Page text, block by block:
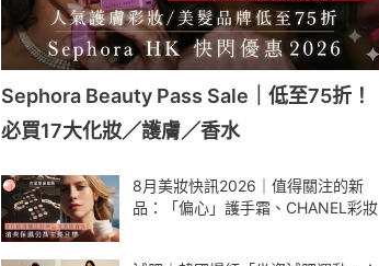
Sephora Beauty Pass Sale｜低至75折！
必買17大化妝／護膚／香水
8月美妝快訊2026｜值得關注的新
品：「偏心」護手霜、CHANEL彩妝